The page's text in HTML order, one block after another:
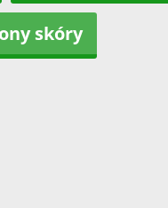
skóry